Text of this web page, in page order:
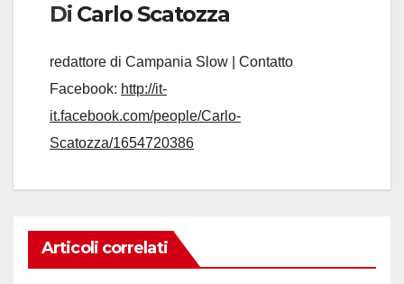
Di Carlo Scatozza
redattore di Campania Slow | Contatto
Facebook: http://it-
it.facebook.com/people/Carlo-
Scatozza/1654720386
Articoli correlati